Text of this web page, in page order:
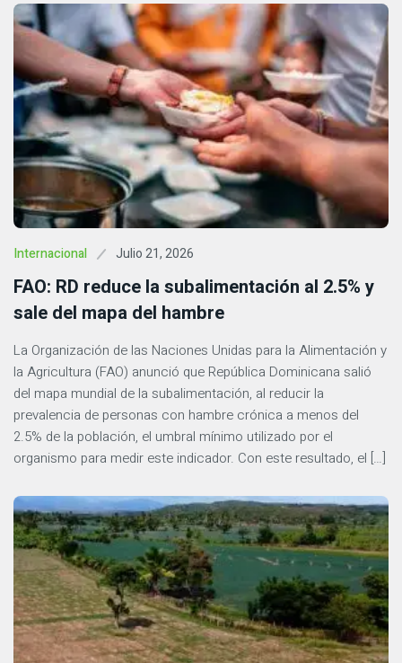
Internacional Julio 21, 2026
FAO: RD reduce la subalimentación al 2.5% y
sale del mapa del hambre
La Organización de las Naciones Unidas para la Alimentación y
la Agricultura (FAO) anunció que República Dominicana salió
del mapa mundial de la subalimentación, al reducir la
prevalencia de personas con hambre crónica a menos del
2.5% de la población, el umbral mínimo utilizado por el
organismo para medir este indicador. Con este resultado, el […]